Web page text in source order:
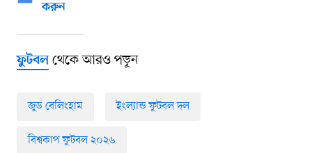
করুন
ফুটবলথেকে আরও পড়ুন
জুড বেলিংহাম ইংল্যান্ড ফুটবল দল
বিশ্বকাপ ফুটবল ২০২৬